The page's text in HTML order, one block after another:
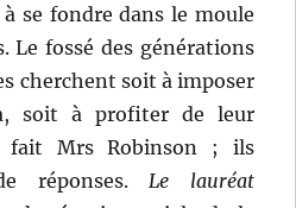
se fondre dans le moule
Le fossé des générations
cherchent soit à imposer
soit à profiter de leur
fait Mrs Robinson ; ils
réponses. Le lauréat